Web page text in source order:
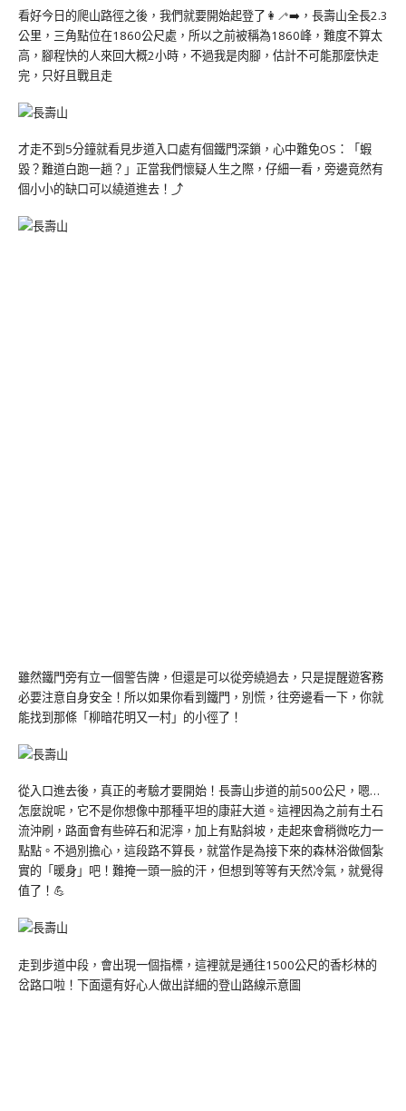
看好今日的爬山路徑之後，我們就要開始起登了👩‍🦯‍➡️，長壽山全長2.3
公里，三角點位在1860公尺處，所以之前被稱為1860峰，難度不算太
高，腳程快的人來回大概2小時，不過我是肉腳，估計不可能那麼快走
完，只好且戰且走
才走不到5分鐘就看見步道入口處有個鐵門深鎖，心中難免OS：「蝦
毀？難道白跑一趟？」正當我們懷疑人生之際，仔細一看，旁邊竟然有
個小小的缺口可以繞道進去！⤴️
雖然鐵門旁有立一個警告牌，但還是可以從旁繞過去，只是提醒遊客務
必要注意自身安全！所以如果你看到鐵門，別慌，往旁邊看一下，你就
能找到那條「柳暗花明又一村」的小徑了！
從入口進去後，真正的考驗才要開始！長壽山步道的前500公尺，嗯…
怎麼說呢，它不是你想像中那種平坦的康莊大道。這裡因為之前有土石
流沖刷，路面會有些碎石和泥濘，加上有點斜坡，走起來會稍微吃力一
點點。不過別擔心，這段路不算長，就當作是為接下來的森林浴做個紮
實的「暖身」吧！難掩一頭一臉的汗，但想到等等有天然冷氣，就覺得
值了！💪
走到步道中段，會出現一個指標，這裡就是通往1500公尺的香杉林的
岔路口啦！下面還有好心人做出詳細的登山路線示意圖